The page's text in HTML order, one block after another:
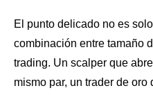
El punto delicado no es
combinación entre tamaño
trading. Un scalper que
mismo par, un trader de